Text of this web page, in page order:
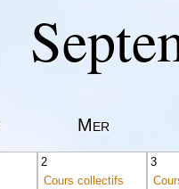
Mer
2
Cours collectifs
3